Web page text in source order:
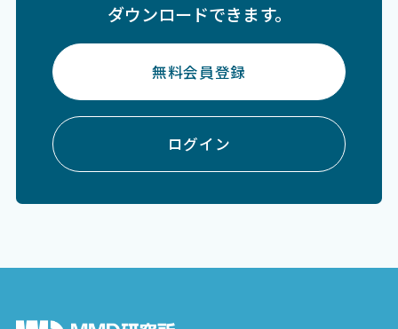
ダウンロードできます。
無料会員登録
ログイン